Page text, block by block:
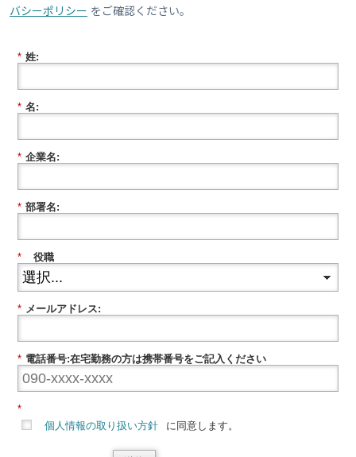
バシーポリシー をご確認ください。
* 姓:
* 名:
* 企業名:
* 部署名:
* 役職
* メールアドレス:
* 電話番号:在宅勤務の方は携帯番号をご記入ください
*
個人情報の取り扱い方針
に同意します。